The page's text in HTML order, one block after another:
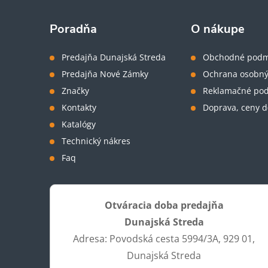
Poradňa
Predajňa Dunajská Streda
Predajňa Nové Zámky
Značky
Kontakty
Katalógy
Technický nákres
Faq
O nákupe
Obchodné
Ochrana
Reklamačné
Doprava, ceny
Otváracia doba predajňa
Dunajská Streda
Adresa: Povodská cesta 5994/3A, 929 01,
Dunajská Streda